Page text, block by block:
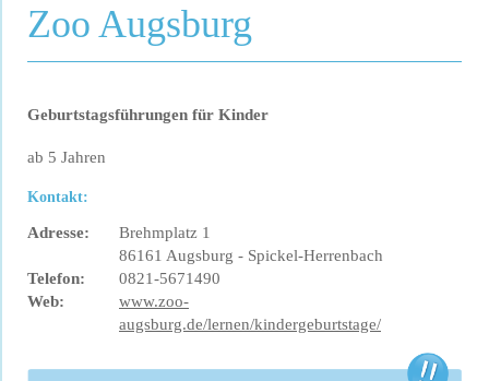
Zoo Augsburg
Geburtstagsführungen für Kinder
ab 5 Jahren
Kontakt:
Adresse:
Brehm­platz 1
86161 Augsburg - Spickel-Herrenbach
Telefon:
0821-5671490
Web:
www.zoo-
augsburg.de/lernen/kindergeburtstage/